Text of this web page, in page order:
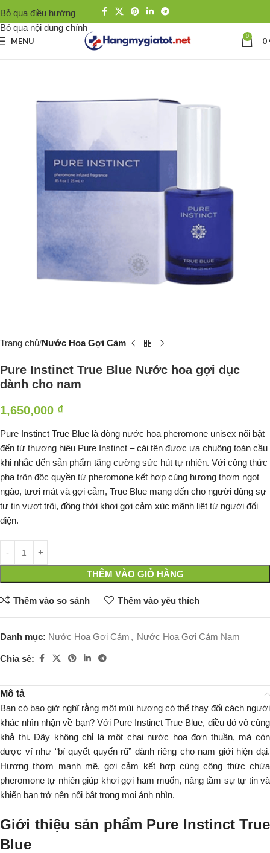
Bỏ qua điều hướng
Bỏ qua nội dung chính
MENU 0 0
Trang chủ Nước Hoa Gợi Cảm
Pure Instinct True Blue Nước hoa gợi dục
dành cho nam
1,650,000 ₫
Pure Instinct True Blue là dòng nước hoa pheromone unisex nổi bật
đến từ thương hiệu Pure Instinct – cái tên được ưa chuộng toàn cầu
khi nhắc đến sản phẩm tăng cường sức hút tự nhiên. Với công thức
pha trộn độc quyền từ pheromone kết hợp cùng hương thơm ngọt
ngào, tươi mát và gợi cảm, True Blue mang đến cho người dùng sự
tự tin vượt trội, đồng thời khơi gợi cảm xúc mãnh liệt từ người đối
diện.
THÊM VÀO GIỎ HÀNG
Thêm vào so sánh Thêm vào yêu thích
Danh mục: Nước Hoa Gợi Cảm , Nước Hoa Gợi Cảm Nam
Chia sẻ:
Mô tả
Bạn có bao giờ nghĩ rằng một mùi hương có thể thay đổi cách người
khác nhìn nhận về bạn? Với Pure Instinct True Blue, điều đó vô cùng
khả thi. Đây không chỉ là một chai nước hoa đơn thuần, mà còn
được ví như “bí quyết quyến rũ” dành riêng cho nam giới hiện đại.
Hương thơm mạnh mẽ, gợi cảm kết hợp cùng công thức chứa
pheromone tự nhiên giúp khơi gợi ham muốn, nâng tầm sự tự tin và
khiến bạn trở nên nổi bật trong mọi ánh nhìn.
Giới thiệu sản phẩm Pure Instinct True
Blue